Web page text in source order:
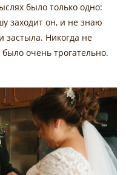
было только одно:
заходит он, и не знаю
застыла. Никогда не
очень трогательно.